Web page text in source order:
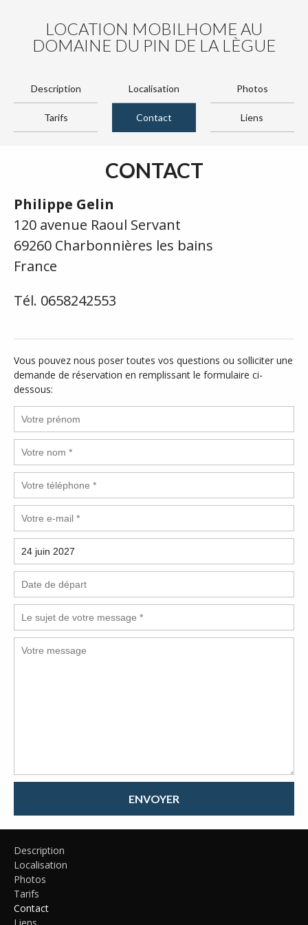
LOCATION MOBILHOME AU
DOMAINE DU PIN DE LA LÈGUE
Description Localisation Photos
Tarifs Contact Liens
CONTACT
Philippe Gelin
120 avenue Raoul Servant
69260 Charbonnières les bains
France
Tél. 0658242553
Vous pouvez nous poser toutes vos questions ou solliciter une
demande de réservation en remplissant le formulaire ci-
dessous:
ENVOYER
Description
Localisation
Photos
Tarifs
Contact